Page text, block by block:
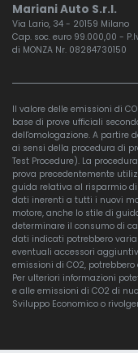
Mariani Auto S.r.l.
Via Lario, 34 - 20159 Milano
Cap. soc. euro 99.000,00 -
di MONZA Nr. 08284730150
Il valore delle emissioni di
base di prove ufficiali
dell'omologazione. A partire
ai sensi della procedura di
Test Procedure). La
prova precedentemente
guida relativa al risparmio
dati inerenti a tutti i nuovi
motore, anche lo stile di
determinare il consumo di
dati indicati potrebbero
eventuali accessori
emissioni di CO2,
Per ulteriori informazioni
e alle emissioni di CO2 di
Sviluppo Economico o